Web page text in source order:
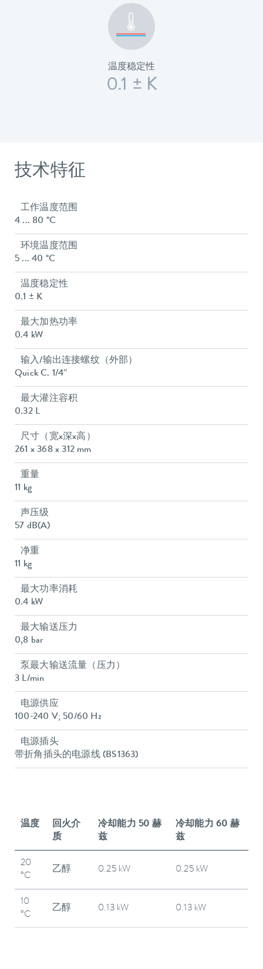
温度稳定性
0.1 ± K
技术特征
工作温度范围
4 ... 80 °C
环境温度范围
5 ... 40 °C
温度稳定性
0.1 ± K
最大加热功率
0.4 kW
输入/输出连接螺纹（外部）
Quick C. 1/4″
最大灌注容积
0.32 L
尺寸（宽x深x高）
261 x 368 x 312 mm
重量
11 kg
声压级
57 dB(A)
净重
11 kg
最大功率消耗
0.4 kW
最大输送压力
0,8 bar
泵最大输送流量（压力）
3 L/min
电源供应
100-240 V; 50/60 Hz
电源插头
带折角插头的电源线 (BS1363)
温度
回火介
质
冷却能力 50 赫
兹
冷却能力 60 赫
兹
20
°C
乙醇 0.25 kW 0.25 kW
10
°C
乙醇 0.13 kW 0.13 kW